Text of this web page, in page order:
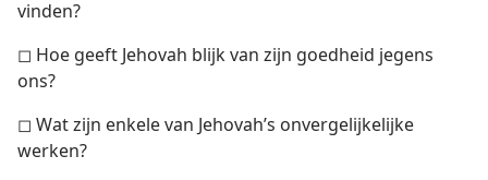
vinden?
◻ Hoe geeft Jehovah blijk van zijn goedheid jegens
ons?
◻ Wat zijn enkele van Jehovah’s onvergelijkelijke
werken?